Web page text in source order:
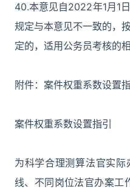
40.本意见自2022年1月1
规定与本意见不一致的，
定的，适用公务员考核的相
附件：案件权重系数设置指
案件权重系数设置指引
为科学合理测算法官实
线、不同岗位法官办案工